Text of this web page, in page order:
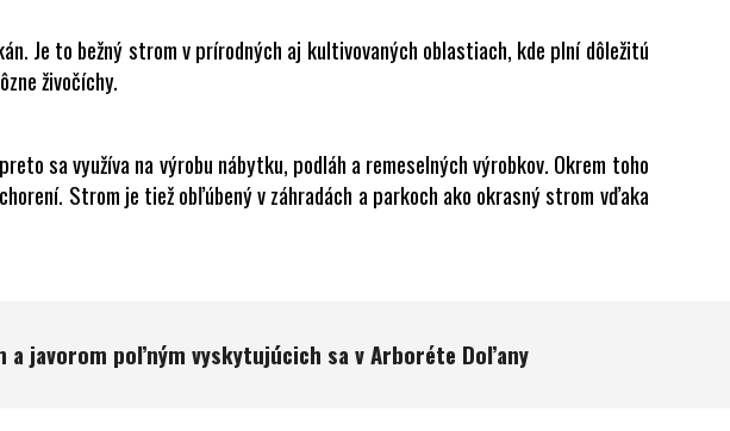
Je to bežný strom v prírodných aj kultivovaných oblastiach, kde plní dôležitú
živočíchy.
sa využíva na výrobu nábytku, podláh a remeselných výrobkov. Okrem toho
Strom je tiež obľúbený v záhradách a parkoch ako okrasný strom vďaka
javorom poľným vyskytujúcich sa v Arboréte Doľany